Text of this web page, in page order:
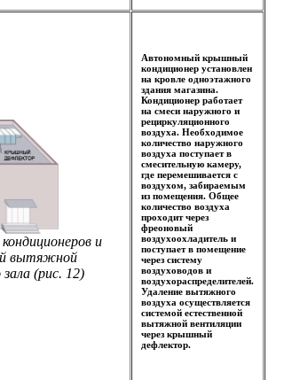
и
вытяжной
(рис. 12)
Автономный крышный
кондиционер установлен
на кровле одноэтажного
здания магазина.
Кондиционер работает
на смеси наружного и
рециркуляционного
воздуха. Необходимое
количество наружного
воздуха поступает в
смесительную камеру,
где перемешивается с
воздухом, забираемым
из помещения. Общее
количество воздуха
проходит через
фреоновый
воздухоохладитель и
поступает в помещение
через систему
воздуховодов и
воздухораспределителей.
Удаление вытяжного
воздуха осуществляется
системой естественной
вытяжной вентиляции
через крышный
дефлектор.